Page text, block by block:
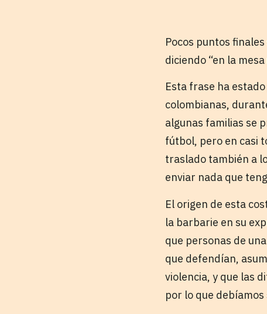
Pocos puntos
diciendo “en la mesa
Esta frase ha
colombianas,
algunas familias se
fútbol, pero en casi
traslado también a
enviar nada que
El origen de esta
la barbarie en su
que personas de
que defendían,
violencia, y que las
por lo que